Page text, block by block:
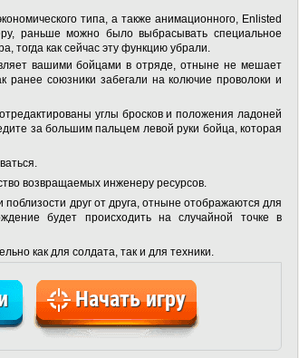
типа, а также анимационного, Enlisted
раньше можно было выбрасывать специальное
тогда как сейчас эту функцию убрали.
вашими бойцами в отряде, отныне не мешает
ранее союзники забегали на колючие проволоки и
углы бросков и положения ладоней
за большим пальцем левой руки бойца, которая
возвращаемых инженеру ресурсов.
друг от друга, отныне отображаются для
будет происходить на случайной точке в
как для солдата, так и для техники.
Начать игру